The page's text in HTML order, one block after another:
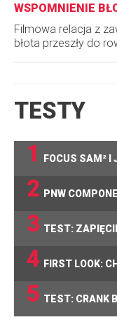
WSPOMNIENIE
Filmowa relacja z
błota przeszły do
TESTY
1
FOCUS SAM² I
2 PNW
3 TEST:
4 FIRST LOOK:
5 TEST: CRANK